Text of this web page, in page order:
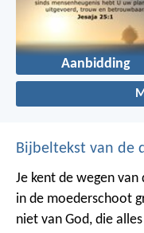
Aanbidding
Bijbeltekst van de
Je kent de wegen
in de moederschoot
niet van God, die